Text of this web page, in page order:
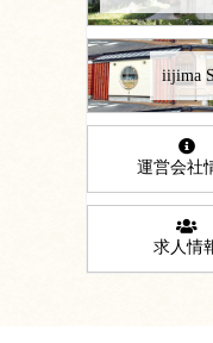
iijima
運営会社
求人情